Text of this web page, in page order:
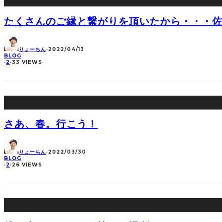
たくさんのご縁と繋がりを頂いたから・・・
りょーちん·2022/04/13
BLOG
·2 ·33 VIEWS
さあ、春。行こう！
りょーちん·2022/03/30
BLOG
·2 ·26 VIEWS